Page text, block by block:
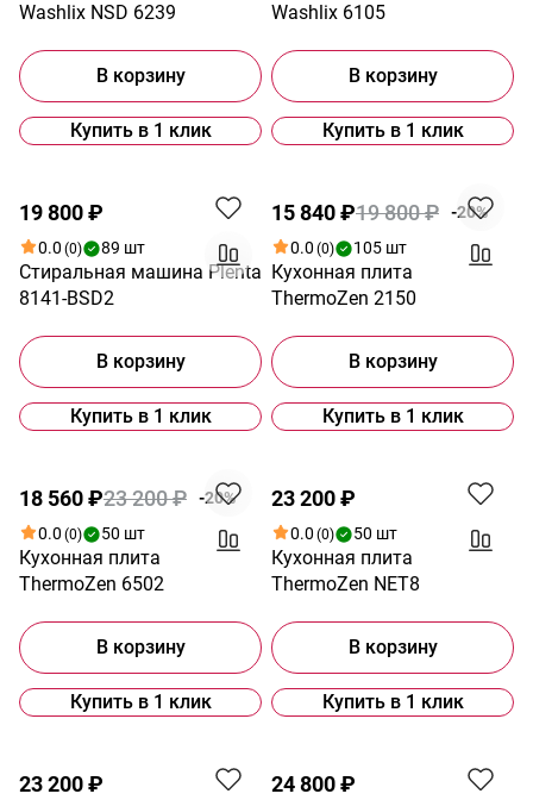
Washlix NSD 6239
В корзину
Купить в 1 клик
Washlix 6105
В корзину
Купить в 1 клик
19 800 ₽
0.0 (0) 89 шт
Стиральная машина Plenta
8141-BSD2
В корзину
Купить в 1 клик
Хит Акция
15 840 ₽19 800 ₽
-20%
0.0 (0) 105 шт
Кухонная плита
ThermoZen 2150
В корзину
Купить в 1 клик
Новинка Акция
18 560 ₽23 200 ₽
-20%
0.0 (0) 50 шт
Кухонная плита
ThermoZen 6502
В корзину
Купить в 1 клик
Хит Новинка
23 200 ₽
0.0 (0) 50 шт
Кухонная плита
ThermoZen NET8
В корзину
Купить в 1 клик
23 200 ₽
Новинка
24 800 ₽